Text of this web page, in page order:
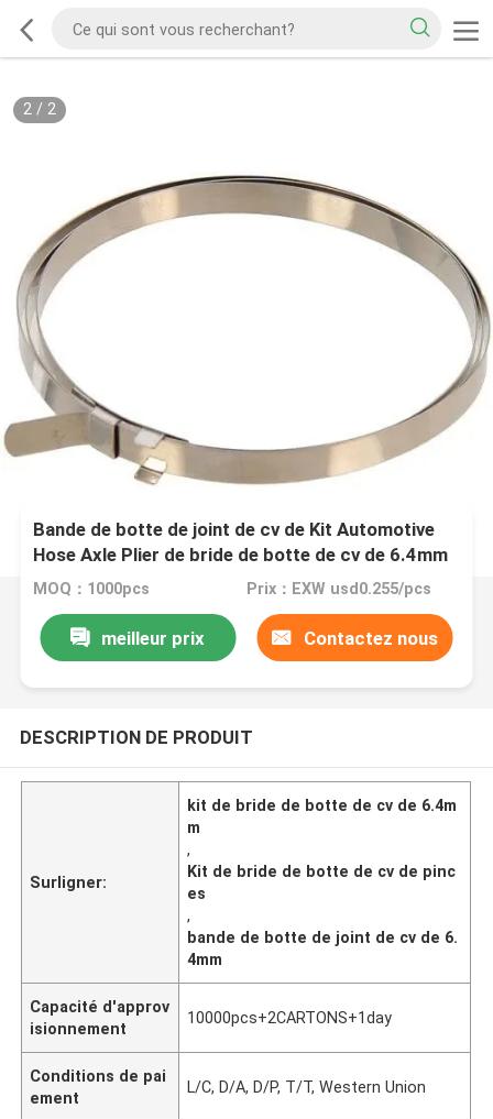
2/ 2
Bande de botte de joint de cv de Kit Automotive
Hose Axle Plier de bride de botte de cv de 6.4mm
MOQ：1000pcs Prix：EXW usd0.255/pcs
meilleur prix Contactez nous
DESCRIPTION DE PRODUIT
Surligner:
kit de bride de botte de cv de 6.4m
m
,
Kit de bride de botte de cv de pinc
es
,
bande de botte de joint de cv de 6.
4mm
Capacité d'approv
isionnement
10000pcs+2CARTONS+1day
Conditions de pai
ement
L/C, D/A, D/P, T/T, Western Union